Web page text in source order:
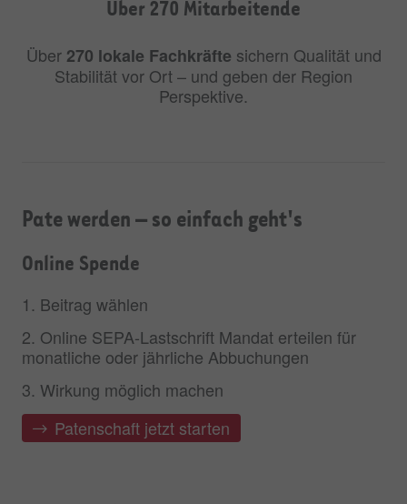
Über 270 Mitarbeitende
Über 270 lokale Fachkräfte sichern Qualität und
Stabilität vor Ort – und geben der Region
Perspektive.
Pate werden – so einfach geht's
Online Spende
1. Beitrag wählen
2. Online SEPA-Lastschrift Mandat erteilen für
monatliche oder jährliche Abbuchungen
3. Wirkung möglich machen
Patenschaft jetzt starten